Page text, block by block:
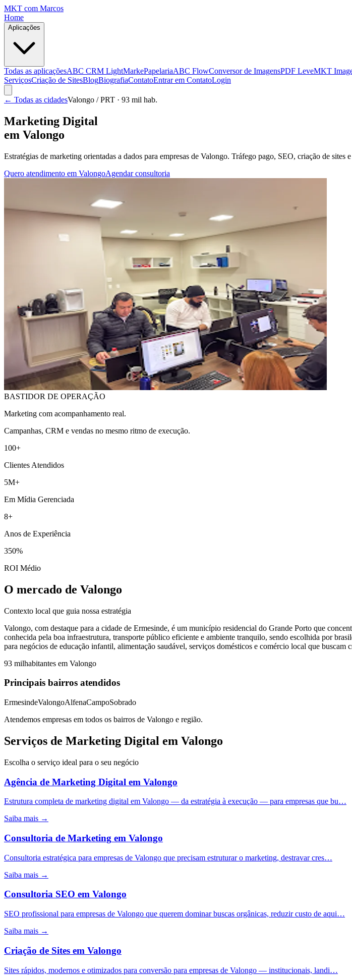
MKT com Marcos
Home
Aplicações
Todas as aplicaçõesABC CRM LightMarkePapelariaABC FlowConversor de ImagensPDF LeveMKT
ServiçosCriação de SitesBlogBiografiaContatoEntrar em ContatoLogin
← Todas as cidadesValongo / PRT · 93 mil hab.
Marketing Digital
em Valongo
Estratégias de marketing orientadas a dados para empresas de Valongo. Tráfego pago, SEO, criação de sites
Quero atendimento em ValongoAgendar consultoria
BASTIDOR DE OPERAÇÃO
Marketing com acompanhamento real.
Campanhas, CRM e vendas no mesmo ritmo de execução.
100+
Clientes Atendidos
5M+
Em Mídia Gerenciada
8+
Anos de Experiência
350%
ROI Médio
O mercado de Valongo
Contexto local que guia nossa estratégia
Valongo, com destaque para a cidade de Ermesinde, é um município residencial do Grande Porto que
conhecida pela boa infraestrutura, transporte público eficiente e ambiente tranquilo, sendo escolhida por
para negócios de educação infantil, alimentação saudável, serviços domésticos e comércio local que buscam
93 milhabitantes em Valongo
Principais bairros atendidos
ErmesindeValongoAlfenaCampoSobrado
Atendemos empresas em todos os bairros de Valongo e região.
Serviços de Marketing Digital em Valongo
Escolha o serviço ideal para o seu negócio
Agência de Marketing Digital em Valongo
Estrutura completa de marketing digital em Valongo — da estratégia à execução — para empresas que bu…
Saiba mais →
Consultoria de Marketing em Valongo
Consultoria estratégica para empresas de Valongo que precisam estruturar o marketing, destravar cres…
Saiba mais →
Consultoria SEO em Valongo
SEO profissional para empresas de Valongo que querem dominar buscas orgânicas, reduzir custo de aqui…
Saiba mais →
Criação de Sites em Valongo
Sites rápidos, modernos e otimizados para conversão para empresas de Valongo — institucionais, landi…